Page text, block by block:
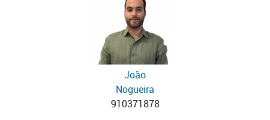
João
Nogueira
910371878